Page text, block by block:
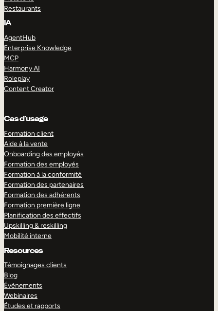
Restaurants
IA
AgentHub
Enterprise Knowledge
MCP
Harmony AI
Roleplay
Content Creator
Cas d’usage
Formation client
Aide à la vente
Onboarding des employés
Formation des employés
Formation à la conformité
Formation des partenaires
Formation des adhérents
Formation première ligne
Planification des effectifs
Upskilling & reskilling
Mobilité interne
Resources
Témoignages clients
Blog
Événements
Webinaires
Études et rapports